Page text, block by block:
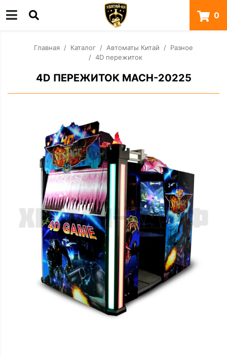
0
Главная Каталог Автоматы Китай
Разное
4D пережиток
4D ПЕРЕЖИТОК MACH-20225